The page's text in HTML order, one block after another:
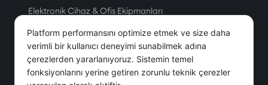
Elektronik Cihaz & Ofis Ekipmanları
Üretim
Petrol & Doğal Gaz
Tesis Yönetim Hizmetleri
Telekom
Platform performansını optimize etmek ve size daha
verimli bir kullanıcı deneyimi sunabilmek adına
çerezlerden yararlanıyoruz. Sistemin temel
fonksiyonlarını yerine getiren zorunlu teknik çerezler